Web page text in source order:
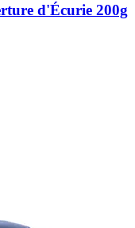
d'Écurie 200g